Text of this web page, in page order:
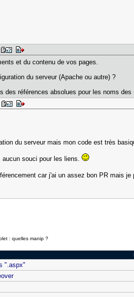
et du contenu de vos pages.
du serveur (Apache ou autre) ?
des références absolues pour les noms des
du serveur mais mon code est très
aucun souci pour les liens.
car j'ai un assez bon PR mais
: quelles manip ?
".aspx"